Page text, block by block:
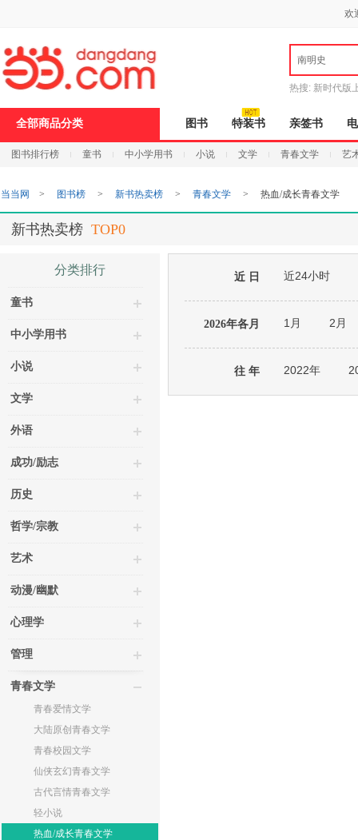
欢
南明史
热搜: 新时代版
全部商品分类 图书 特装书 亲签书
图书排行榜 童书 中小学用书 小说 文学 青春文学 艺
打
开
无
障
页
加
当当网 > 图书榜 > 新书热卖榜 > 青春文学 > 热血/成长青春文学
新书热卖榜 TOP0
分类排行
童书
中小学用书
小说
文学
外语
成功/励志
历史
哲学/宗教
艺术
动漫/幽默
心理学
管理
青春文学
青春爱情文学
大陆原创青春文学
青春校园文学
仙侠玄幻青春文学
古代言情青春文学
轻小说
热血/成长青春文学
近 日 近24小时
2026年各月 1月 2月
往 年 2022年